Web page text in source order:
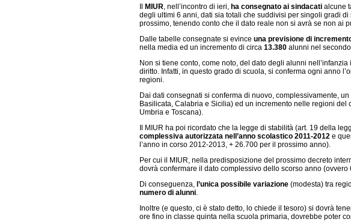
MIUR, nell’incontro di ieri, ha consegnato ai sindacatialcune
degli ultimi 6 anni, dati sia totali che suddivisi per singoli gradi
prossimo, tenendo conto che il dato reale non si avrà se non ai
Dalle tabelle consegnate si evince una previsione di
nella media ed un incremento di circa 13.380alunni nel
Non si tiene conto, come noto, del dato degli alunni
diritto. Infatti, in questo grado di scuola, si conferma ogni anno
regioni.
Dai dati consegnati si conferma di nuovo, complessivamente,
Basilicata, Calabria e Sicilia) ed un incremento nelle regioni
Umbria e Toscana).
Il MIUR ha poi ricordato che la legge di stabilità (art. 19 della
complessiva autorizzata nell’anno scolastico 2011-2012e
l’anno in corso 2012-2013, + 26.700 per il prossimo anno).
Per cui il MIUR, nella predisposizione del prossimo decreto
dovrà confermare il dato complessivo dello scorso anno
Di conseguenza, l’unica possibile variazione(modesta) tra
numero di alunni.
Inoltre (e questo, ci è stato detto, lo chiede il tesoro) si dovrà
ore fino in classe quinta nella scuola primaria, dovrebbe poter